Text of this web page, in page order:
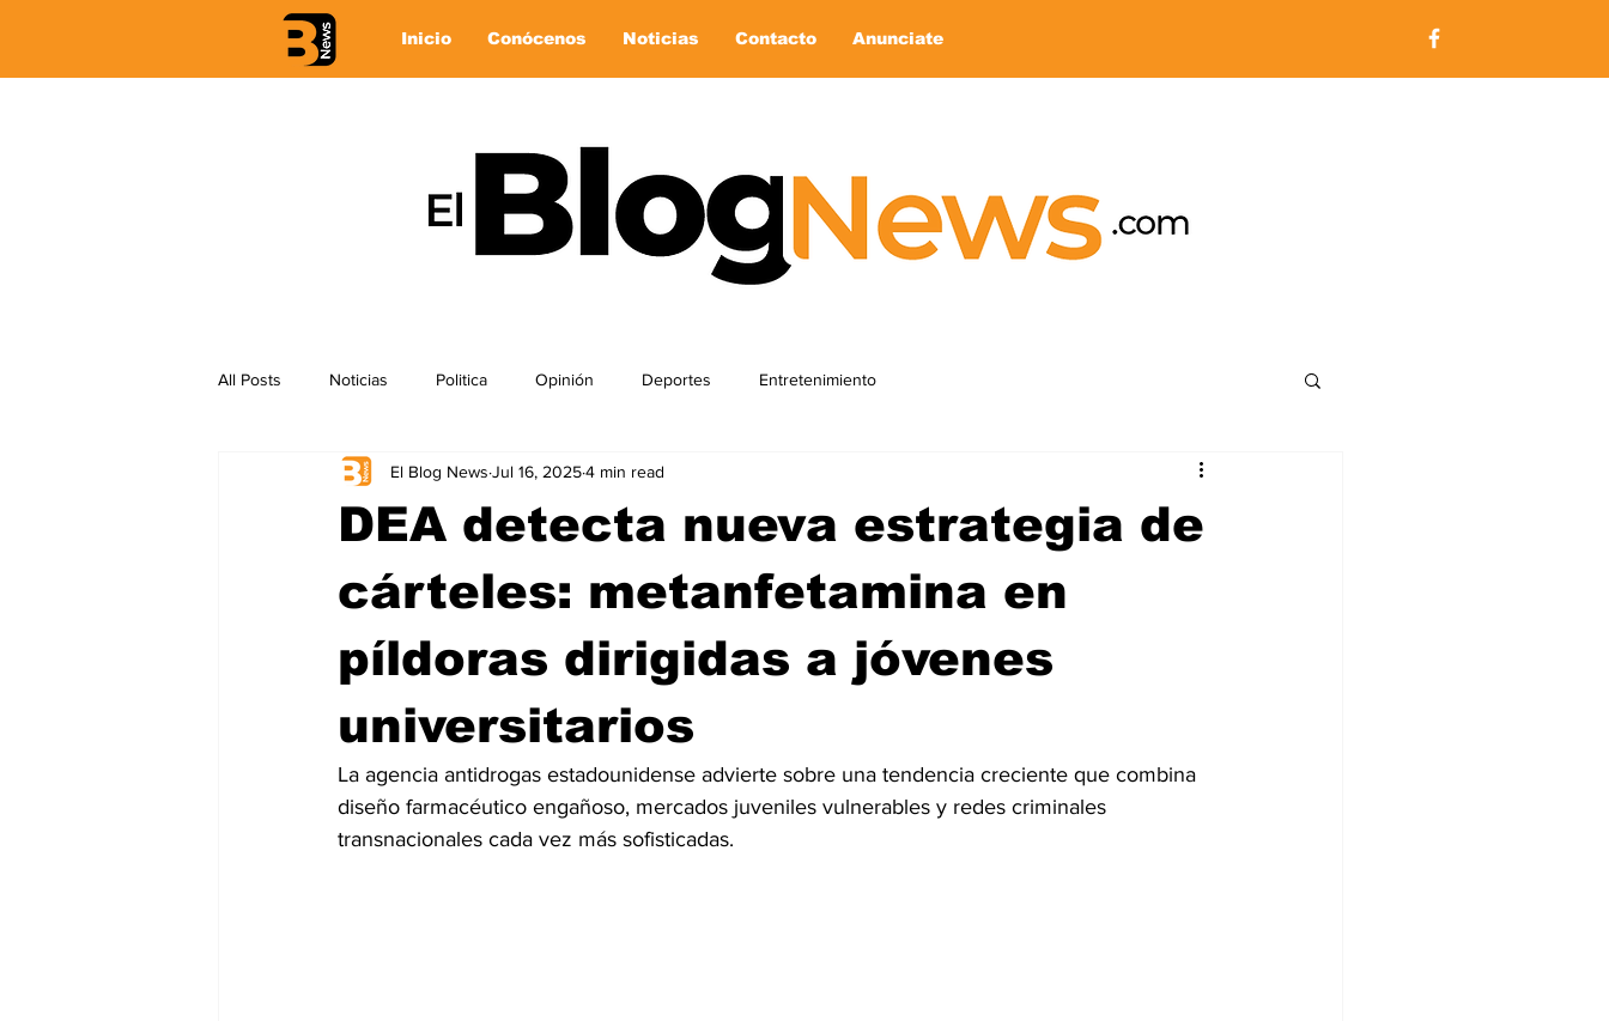
Inicio Conócenos Noticias Contacto Anunciate
All Posts Noticias Politica Opinión Deportes Entretenimiento
DEA detecta nueva estrategia de
cárteles: metanfetamina en
píldoras dirigidas a jóvenes
universitarios
El Blog News Jul 16, 20254 min read
La agencia antidrogas estadounidense advierte sobre una tendencia creciente que combina
diseño farmacéutico engañoso, mercados juveniles vulnerables y redes criminales
transnacionales cada vez más sofisticadas.